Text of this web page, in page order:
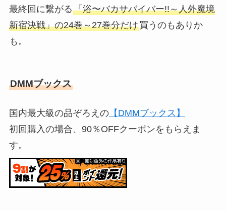
最終回に繋がる「浴〜バカサバイバー!!～人外魔境
新宿決戦」の24巻～27巻分だけ買うのもありか
も。
DMMブックス
国内最大級の品ぞろえの【DMMブックス】
初回購入の場合、90％OFFクーポンをもらえま
す。